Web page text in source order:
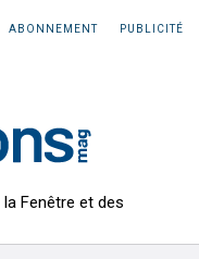
ABONNEMENT PUBLICITÉ
Fenêtre et des